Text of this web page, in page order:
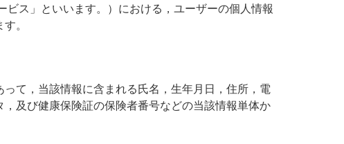
ス」といいます。）における，ユーザーの個人情報
。
て，当該情報に含まれる氏名，生年月日，住所，電
及び健康保険証の保険者番号などの当該情報単体か